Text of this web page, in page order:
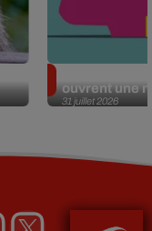
31 juillet 2026
ouvrent une